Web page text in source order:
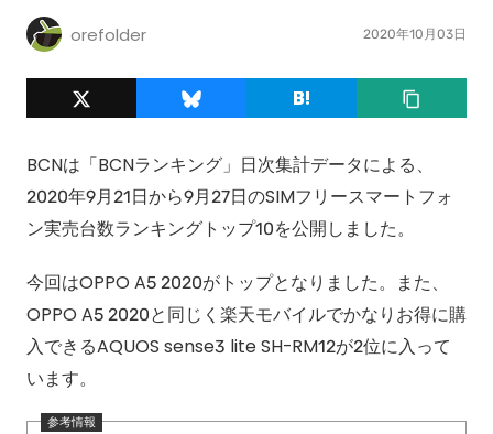
orefolder 2020年10月03日
BCNは「BCNランキング」日次集計データによる、
2020年9月21日から9月27日のSIMフリースマートフォ
ン実売台数ランキングトップ10を公開しました。
今回はOPPO A5 2020がトップとなりました。また、
OPPO A5 2020と同じく楽天モバイルでかなりお得に購
入できるAQUOS sense3 lite SH-RM12が2位に入って
います。